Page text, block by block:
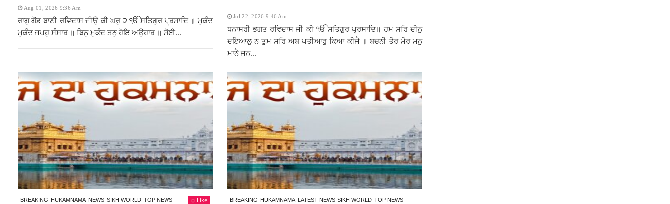
Aug 01, 2026 9:36 Am
ਰਾਗੁ ਗੋਂਡ ਬਾਣੀ ਰਵਿਦਾਸ ਜੀਉ ਕੀ ਘਰੁ ੨ ੴ ਸਤਿਗੁਰ ਪ੍ਰਸਾਦਿ ॥ ਮੁਕੰਦ
ਮੁਕੰਦ ਜਪਹੁ ਸੰਸਾਰ ॥ ਬਿਨੁ ਮੁਕੰਦ ਤਨੁ ਹੋਇ ਅਉਹਾਰ ॥ ਸੋਈ...
Jul 22, 2026 9:46 Am
ਧਨਾਸਰੀ ਭਗਤ ਰਵਿਦਾਸ ਜੀ ਕੀ ੴ ਸਤਿਗੁਰ ਪ੍ਰਸਾਦਿ॥ ਹਮ ਸਰਿ ਦੀਨੁ
ਦਇਆਲੁ ਨ ਤੁਮ ਸਰਿ ਅਬ ਪਤੀਆਰੁ ਕਿਆ ਕੀਜੈ ॥ ਬਚਨੀ ਤੋਰ ਮੋਰ ਮਨੁ
ਮਾਨੈ ਜਨ...
BREAKING HUKAMNAMA NEWS SIKH WORLD TOP NEWS Like BREAKING HUKAMNAMA LATEST NEWS SIKH WORLD TOP NEWS